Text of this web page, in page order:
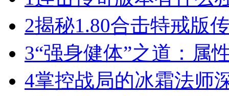
2揭秘1.80合击特戒版
3“强身健体”之道：属
4掌控战局的冰霜法师